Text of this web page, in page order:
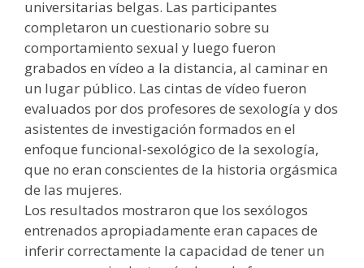
universitarias belgas. Las participantes
completaron un cuestionario sobre su
comportamiento sexual y luego fueron
grabados en vídeo a la distancia, al caminar en
un lugar público. Las cintas de vídeo fueron
evaluados por dos profesores de sexología y dos
asistentes de investigación formados en el
enfoque funcional-sexológico de la sexología,
que no eran conscientes de la historia orgásmica
de las mujeres.
Los resultados mostraron que los sexólogos
entrenados apropiadamente eran capaces de
inferir correctamente la capacidad de tener un